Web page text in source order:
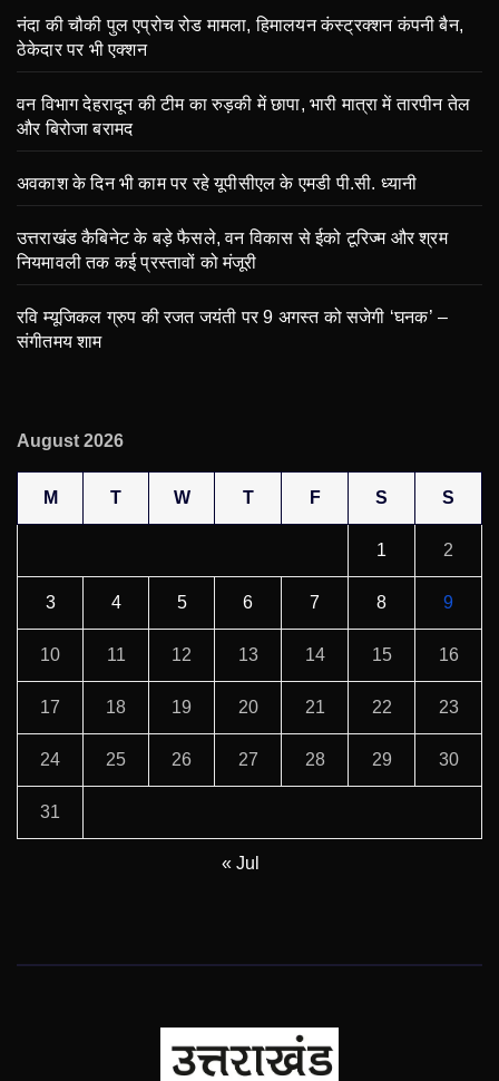
नंदा की चौकी पुल एप्रोच रोड मामला, हिमालयन कंस्ट्रक्शन कंपनी बैन,
ठेकेदार पर भी एक्शन
वन विभाग देहरादून की टीम का रुड़की में छापा, भारी मात्रा में तारपीन तेल
और बिरोजा बरामद
अवकाश के दिन भी काम पर रहे यूपीसीएल के एमडी पी.सी. ध्यानी
उत्तराखंड कैबिनेट के बड़े फैसले, वन विकास से ईको टूरिज्म और श्रम
नियमावली तक कई प्रस्तावों को मंजूरी
रवि म्यूजिकल ग्रुप की रजत जयंती पर 9 अगस्त को सजेगी ‘घनक’ –
संगीतमय शाम
August 2026
M T W T F S S
1 2
3 4 5 6 7 8 9
10 11 12 13 14 15 16
17 18 19 20 21 22 23
24 25 26 27 28 29 30
31
« Jul